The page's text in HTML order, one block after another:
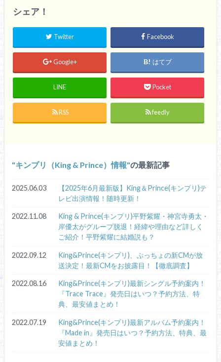
シェア！
Twitter Facebook
Google+ はてブ
LINE Pocket
RSS feedly
キンプリ（King & Prince）情報 の最新記事
2025.06.03
【2025年6月最新版】King＆Prince(キンプリ)テ
レビ出演情報！随時更新！
2022.11.08
King & Prince(キンプリ)平野紫耀・神宮寺勇太・
岸優太がグループ脱退！経緯や理由など詳しく
ご紹介！平野紫耀に結婚説も？
2022.09.12
King&Prince(キンプリ)、ぷっちょの新CMが放
送決定！最新CMをお披露目！【徹底調査】
2022.08.16
King&Prince(キンプリ)最新シングル予約案内！
『Trace Trace』発売日はいつ？予約方法、特
典、最安値まとめ！
2022.07.19
King&Prince(キンプリ)最新アルバム予約案内！
『Made in』発売日はいつ？予約方法、特典、最
安値まとめ！